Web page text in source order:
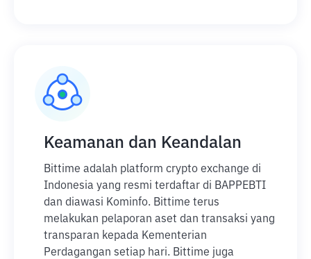
Keamanan dan Keandalan
Bittime adalah platform crypto exchange di
Indonesia yang resmi terdaftar di BAPPEBTI
dan diawasi Kominfo. Bittime terus
melakukan pelaporan aset dan transaksi yang
transparan kepada Kementerian
Perdagangan setiap hari. Bittime juga